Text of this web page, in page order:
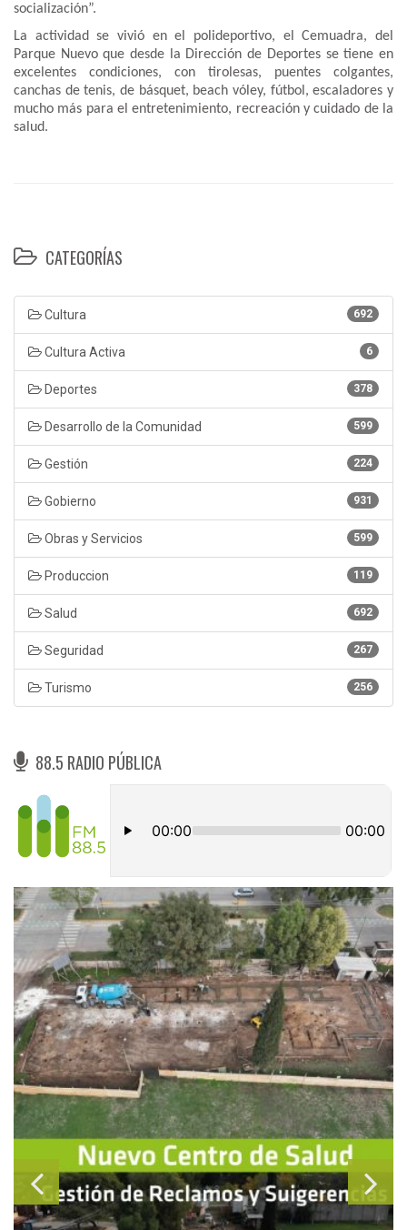
socialización”.
La actividad se vivió en el polideportivo, el Cemuadra, del
Parque Nuevo que desde la Dirección de Deportes se tiene en
excelentes condiciones, con tirolesas, puentes colgantes,
canchas de tenis, de básquet, beach vóley, fútbol, escaladores y
mucho más para el entretenimiento, recreación y cuidado de la
salud.
CATEGORÍAS
692
Cultura
6
Cultura Activa
378
Deportes
599
Desarrollo de la Comunidad
224
Gestión
931
Gobierno
599
Obras y Servicios
119
Produccion
692
Salud
267
Seguridad
256
Turismo
88.5 RADIO PÚBLICA